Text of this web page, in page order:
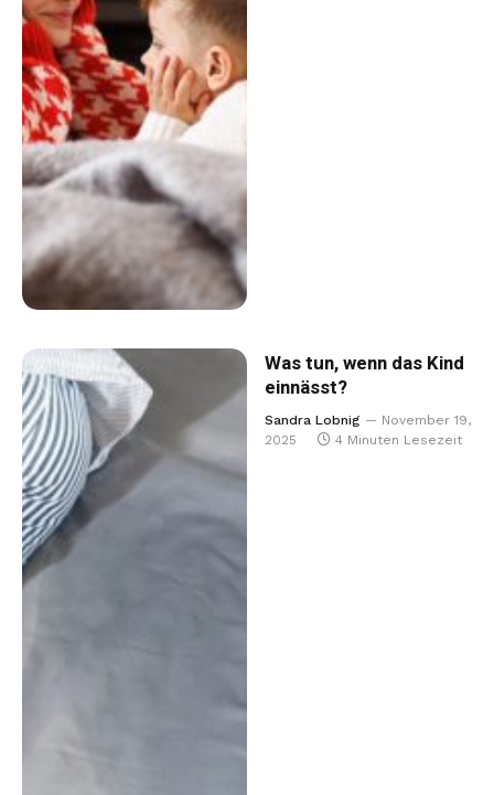
Was tun, wenn das Kind
einnässt?
Sandra Lobnig
November 19,
2025
4 Minuten Lesezeit